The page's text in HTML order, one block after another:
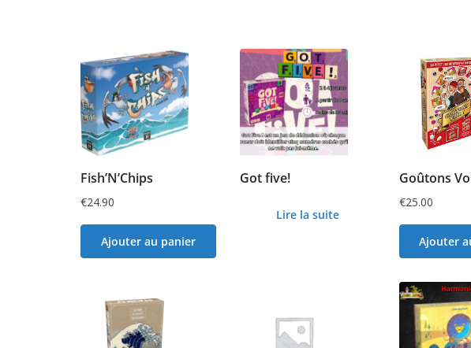
Fish’N’Chips
€24.90
Ajouter au panier
Got five!
Lire la suite
Goûtons
€25.00
Ajouter